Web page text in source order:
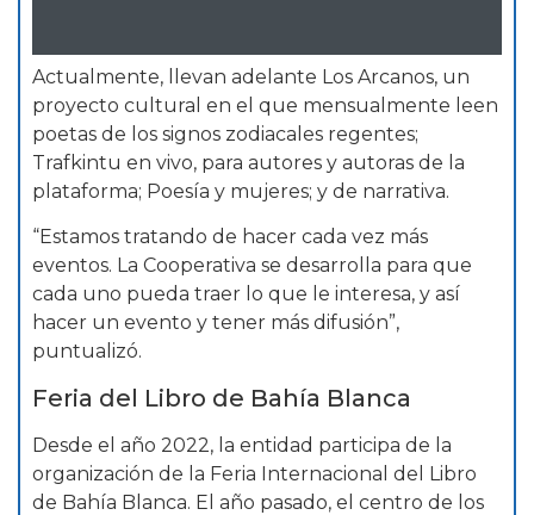
Actualmente, llevan adelante Los Arcanos, un
proyecto cultural en el que mensualmente leen
poetas de los signos zodiacales regentes;
Trafkintu en vivo, para autores y autoras de la
plataforma; Poesía y mujeres; y de narrativa.
“Estamos tratando de hacer cada vez más
eventos. La Cooperativa se desarrolla para que
cada uno pueda traer lo que le interesa, y así
hacer un evento y tener más difusión”,
puntualizó.
Feria del Libro de Bahía Blanca
Desde el año 2022, la entidad participa de la
organización de la Feria Internacional del Libro
de Bahía Blanca. El año pasado, el centro de los